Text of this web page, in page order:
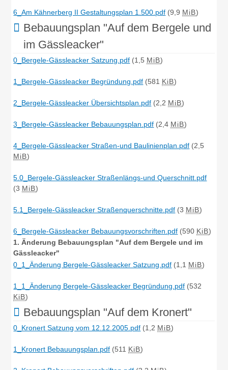
6_Am Kähnerberg II Gestaltungsplan 1.500.pdf (9,9 MiB)
Bebauungsplan "Auf dem Bergele und
im Gässleacker"
0_Bergele-Gässleacker Satzung.pdf (1,5 MiB)
1_Bergele-Gässleacker Begründung.pdf (581 KiB)
2_Bergele-Gässleacker Übersichtsplan.pdf (2,2 MiB)
3_Bergele-Gässleacker Bebauungsplan.pdf (2,4 MiB)
4_Bergele-Gässleacker Straßen-und Baulinienplan.pdf (2,5
MiB)
5.0_Bergele-Gässleacker Straßenlängs-und Querschnitt.pdf
(3 MiB)
5.1_Bergele-Gässleacker Straßenquerschnitte.pdf (3 MiB)
6_Bergele-Gässleacker Bebauungsvorschriften.pdf (590 KiB)
1. Änderung Bebauungsplan "Auf dem Bergele und im
Gässleacker"
0_1_Änderung Bergele-Gässleacker Satzung.pdf (1,1 MiB)
1_1_Änderung Bergele-Gässleacker Begründung.pdf (532
KiB)
Bebauungsplan "Auf dem Kronert"
0_Kronert Satzung vom 12.12.2005.pdf (1,2 MiB)
1_Kronert Bebauungsplan.pdf (511 KiB)